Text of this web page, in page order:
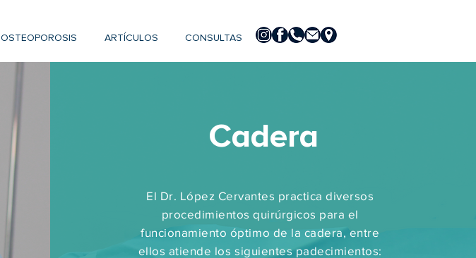
OSTEOPOROSIS ARTÍCULOS CONSULTAS
Cadera
El Dr. López Cervantes practica diversos
procedimientos quirúrgicos para el
funcionamiento óptimo de la cadera, entre
ellos atiende los siguientes padecimientos: